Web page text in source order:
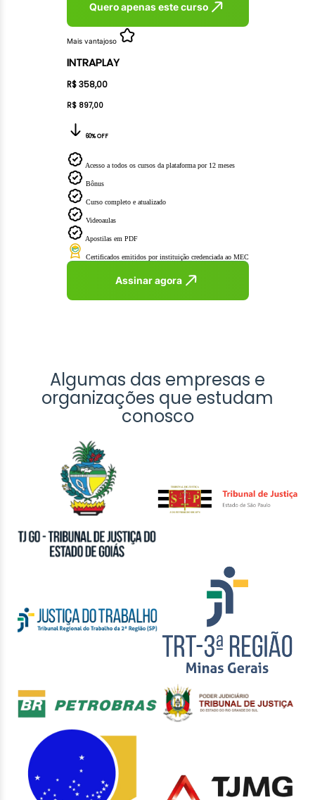
Quero apenas este curso
Mais vantajoso
INTRAPLAY
R$ 358,00
R$ 897,00
60% OFF
Acesso a todos os cursos da plataforma por 12 meses
Bônus
Curso completo e atualizado
Videoaulas
Apostilas em PDF
Certificados emitidos por instituição credenciada ao MEC
Assinar agora
Algumas das empresas e
organizações que estudam
conosco